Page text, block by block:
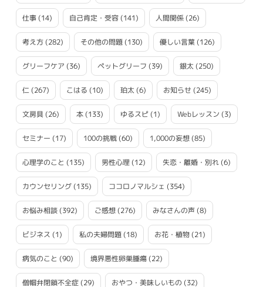
仕事(14) 自己肯定・受容(141) 人間関係(26)
考え方(282) その他の問題(130) 優しい言葉(126)
グリーフケア (36) ペットグリーフ (39) 銀太 (250)
仁(267) こはる (10) 珀太 (6) お知らせ (245)
文房具(26) 本(133) ゆるスピ(1) Webレッスン (3)
セミナー (17) 100の挑戦(60) 1,000の妄想(85)
心理学のこと (135) 男性心理(12) 失恋・離婚・別れ(6)
カウンセリング(135) ココロノマルシェ (354)
お悩み相談(392) ご感想(276) みなさんの声(8)
ビジネス (1) 私の夫婦問題(18) お花・植物(21)
病気のこと (90) 境界悪性卵巣腫瘍(22)
僧帽弁閉鎖不全症(29) おやつ・美味しいもの (32)